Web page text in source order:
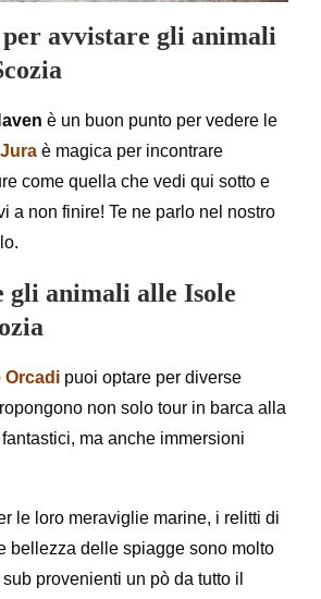
avvistare gli animali
è un buon punto per vedere le
è magica per incontrare
come quella che vedi qui sotto e
a non finire! Te ne parlo nel nostro
gli animali alle Isole
Orcadi puoi optare per diverse
non solo tour in barca alla
ma anche immersioni
le loro meraviglie marine, i relitti di
bellezza delle spiagge sono molto
provenienti un pò da tutto il